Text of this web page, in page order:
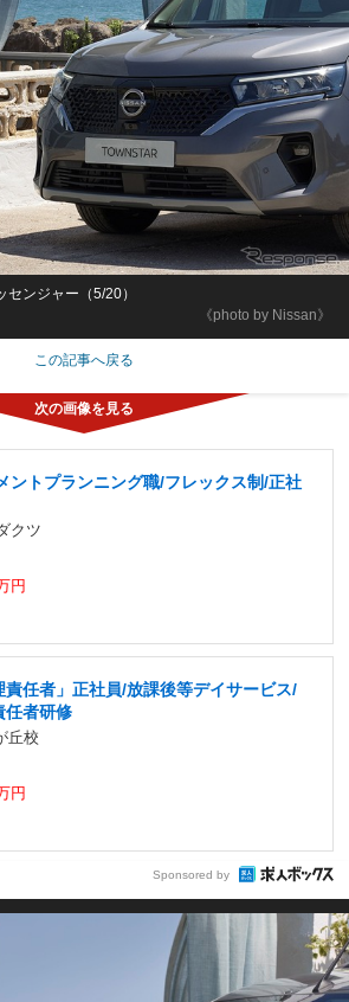
《photo by Nissan》
センジャー（5/20）
この記事へ戻る
ントプランニング職/フレックス制/正社
クツ
円
責任者」正社員/放課後等デイサービス/
任者研修
丘校
円
Sponsored by